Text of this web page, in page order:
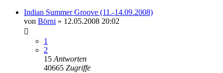
Indian Summer Groove (11.-14.09.2008)
von Börni » 12.05.2008 20:02
1
2
15 Antworten
40665 Zugriffe